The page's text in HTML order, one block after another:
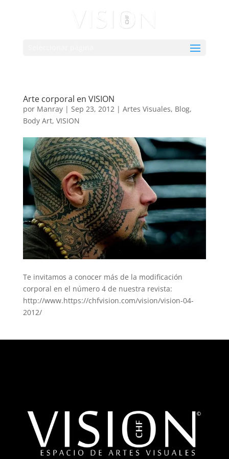
Arte corporal en VISION
por Manray| Sep 23, 2012| Artes Visuales, Blog,
Body Art, VISION
Te invitamos a conocer más de la modificación
corporal en el número 4 de nuestra revista:
http://www.https://chfvision.com/vision/vision-04-
2012/